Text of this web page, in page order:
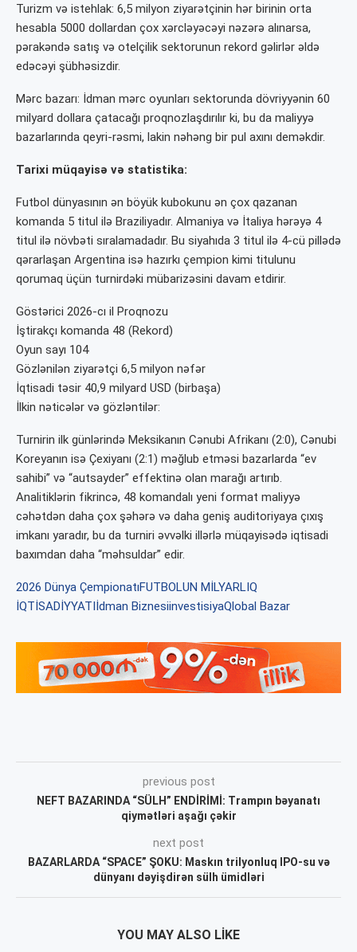
Turizm və istehlak: 6,5 milyon ziyarətçinin hər birinin orta
hesabla 5000 dollardan çox xərcləyəcəyi nəzərə alınarsa,
pərakəndə satış və otelçilik sektorunun rekord gəlirlər əldə
edəcəyi şübhəsizdir.
Mərc bazarı: İdman mərc oyunları sektorunda dövriyyənin 60
milyard dollara çatacağı proqnozlaşdırılır ki, bu da maliyyə
bazarlarında qeyri-rəsmi, lakin nəhəng bir pul axını deməkdir.
Tarixi müqayisə və statistika:
Futbol dünyasının ən böyük kubokunu ən çox qazanan
komanda 5 titul ilə Braziliyadır. Almaniya və İtaliya hərəyə 4
titul ilə növbəti sıralamadadır. Bu siyahıda 3 titul ilə 4-cü pillədə
qərarlaşan Argentina isə hazırkı çempion kimi titulunu
qorumaq üçün turnirdəki mübarizəsini davam etdirir.
Göstərici 2026-cı il Proqnozu
İştirakçı komanda 48 (Rekord)
Oyun sayı 104
Gözlənilən ziyarətçi 6,5 milyon nəfər
İqtisadi təsir 40,9 milyard USD (birbaşa)
İlkin nəticələr və gözləntilər:
Turnirin ilk günlərində Meksikanın Cənubi Afrikanı (2:0), Cənubi
Koreyanın isə Çexiyanı (2:1) məğlub etməsi bazarlarda “ev
sahibi” və “autsayder” effektinə olan marağı artırıb.
Analitiklərin fikrincə, 48 komandalı yeni format maliyyə
cəhətdən daha çox şəhərə və daha geniş auditoriyaya çıxış
imkanı yaradır, bu da turniri əvvəlki illərlə müqayisədə iqtisadi
baxımdan daha “məhsuldar” edir.
2026 Dünya ÇempionatıFUTBOLUN MİLYARLIQ
İQTİSADİYYATIİdman BiznesiinvestisiyaQlobal Bazar
previous post
NEFT BAZARINDA “SÜLH” ENDİRİMİ: Trampın bəyanatı
qiymətləri aşağı çəkir
next post
BAZARLARDA “SPACE” ŞOKU: Maskın trilyonluq IPO-su və
dünyanı dəyişdirən sülh ümidləri
YOU MAY ALSO LIKE